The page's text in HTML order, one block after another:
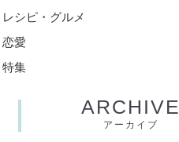
レシピ・グルメ
恋愛
特集
ARCHIVE
アーカイブ